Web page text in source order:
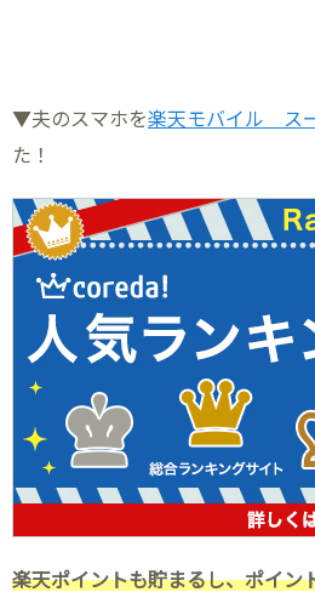
▼夫のスマホを楽天モバイル ス
た！
楽天ポイントも貯まるし、ポイン